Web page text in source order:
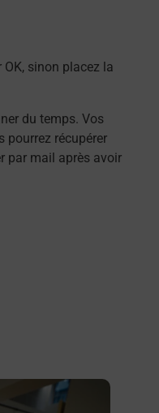
sinon placez la
du temps. Vos
pourrez récupérer
par mail après avoir